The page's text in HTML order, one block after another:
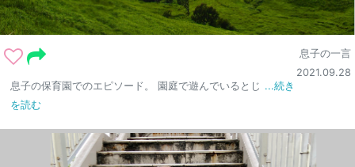
息子の一言
2021.09.28
息子の保育園でのエピソード。 園庭で遊んでいるとじ ...続き
を読む